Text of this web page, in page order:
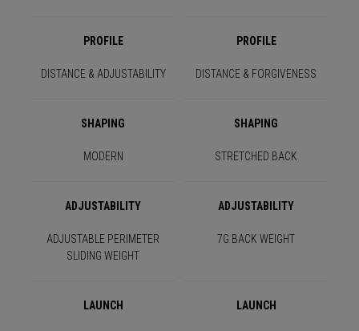
PROFILE PROFILE
DISTANCE & ADJUSTABILITY DISTANCE & FORGIVENESS
SHAPING SHAPING
MODERN STRETCHED BACK
ADJUSTABILITY ADJUSTABILITY
ADJUSTABLE PERIMETER
SLIDING WEIGHT
7G BACK WEIGHT
LAUNCH LAUNCH